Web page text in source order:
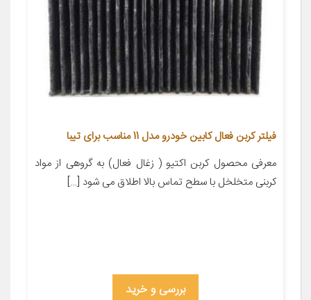
فیلتر کربن فعال کابین خودرو مدل 11 مناسب برای تیبا
معرفی محصول کربن اکتیو ( زغال فعال) به گروهی از مواد
کربنی متخلخل با سطح تماس بالا اطلاق می شود […]
بررسی و خرید